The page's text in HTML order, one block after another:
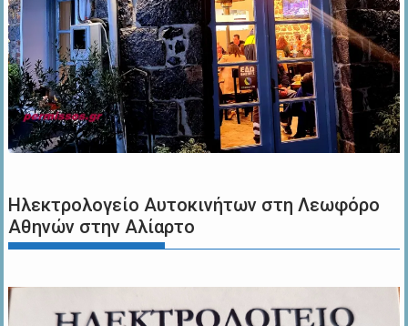
Ηλεκτρολογείο Αυτοκινήτων στη Λεωφόρο
Αθηνών στην Αλίαρτο